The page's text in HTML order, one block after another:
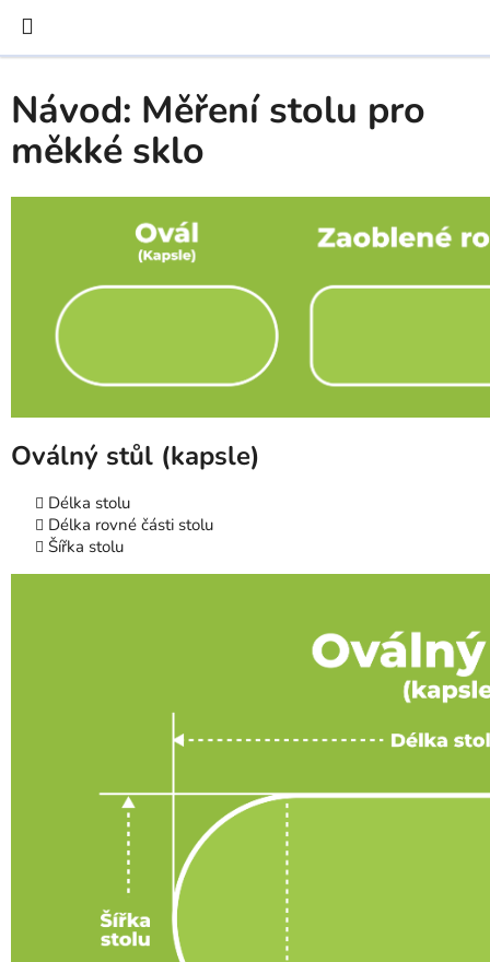
obsah
Návod: Měření stolu pro
měkké sklo
Oválný stůl (kapsle)
Délka stolu
Délka rovné části stolu
Šířka stolu